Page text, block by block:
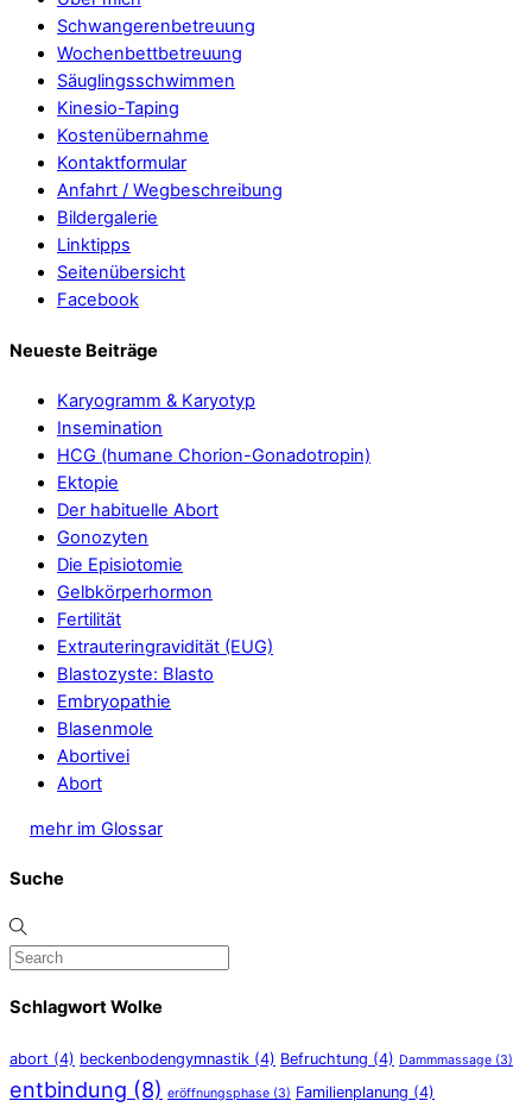
Schwangerenbetreuung
Wochenbettbetreuung
Säuglingsschwimmen
Kinesio-Taping
Kostenübernahme
Kontaktformular
Anfahrt / Wegbeschreibung
Bildergalerie
Linktipps
Seitenübersicht
Facebook
Neueste Beiträge
Karyogramm & Karyotyp
Insemination
HCG (humane Chorion-Gonadotropin)
Ektopie
Der habituelle Abort
Gonozyten
Die Episiotomie
Gelbkörperhormon
Fertilität
Extrauteringravidität (EUG)
Blastozyste: Blasto
Embryopathie
Blasenmole
Abortivei
Abort
mehr im Glossar
Suche
Schlagwort Wolke
abort (4) beckenbodengymnastik (4) Befruchtung (4) Dammmassage (3)
entbindung (8) eröffnungsphase (3) Familienplanung (4)